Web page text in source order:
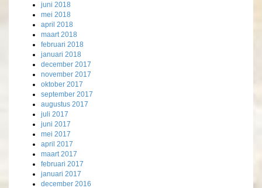
juni 2018
mei 2018
april 2018
maart 2018
februari 2018
januari 2018
december 2017
november 2017
oktober 2017
september 2017
augustus 2017
juli 2017
juni 2017
mei 2017
april 2017
maart 2017
februari 2017
januari 2017
december 2016